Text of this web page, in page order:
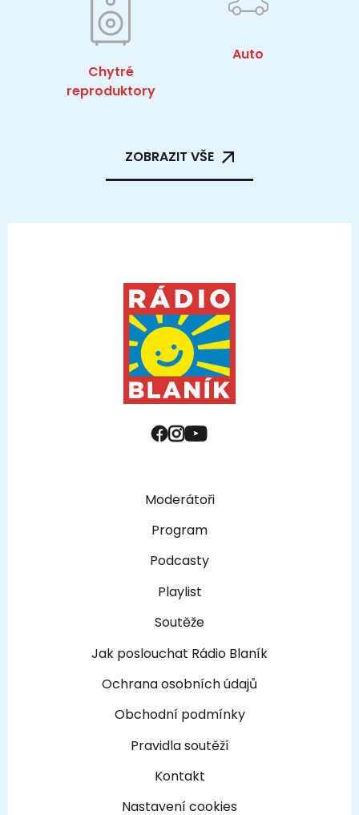
Chytré
reproduktory
Auto
ZOBRAZIT VŠE
Moderátoři
Program
Podcasty
Playlist
Soutěže
Jak poslouchat Rádio Blaník
Ochrana osobních údajů
Obchodní podmínky
Pravidla soutěží
Kontakt
Nastavení cookies